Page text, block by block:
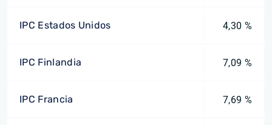
IPC Estados Unidos 4,30 %
IPC Finlandia 7,09 %
IPC Francia 7,69 %